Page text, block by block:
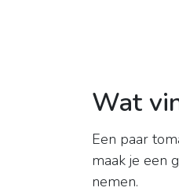
Wat
Een paar
maak je een
nemen.